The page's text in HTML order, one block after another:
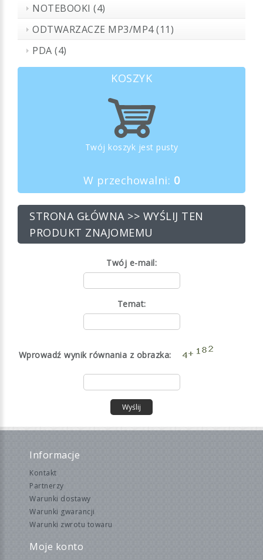
NOTEBOOKI (4)
ODTWARZACZE MP3/MP4 (11)
PDA (4)
KOSZYK
Twój koszyk jest pusty
W przechowalni: 0
STRONA GŁÓWNA >> WYŚLIJ TEN
PRODUKT ZNAJOMEMU
Twój e-mail:
Temat:
Wprowadź wynik równania z obrazka:
Wyślij
Informacje
Kontakt
Partnerzy
Warunki dostawy
Warunki gwarancji
Warunki zwrotu towaru
Moje konto